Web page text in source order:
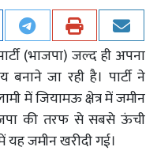
(भाजपा) जल्द ही अपना
जा रही है। पार्टी ने
में जियामऊ क्षेत्र में जमीन
की तरफ से सबसे ऊंची
जमीन खरीदी गई।